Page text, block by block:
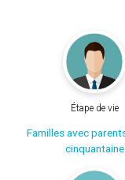
Étape de vie
Familles avec
cinquantaine